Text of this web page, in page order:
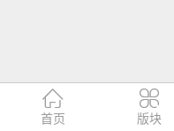

首页

版块